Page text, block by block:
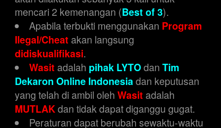
mencari 2 kemenangan (Best of 3).
Apabila terbukti menggunakan Program
Ilegal/Cheat akan langsung
didiskualifikasi.
Wasit adalah pihak LYTOdan Tim
Dekaron Online Indonesiadan keputusan
yang telah di ambil oleh Wasit adalah
MUTLAKdan tidak dapat diganggu gugat.
Peraturan dapat berubah sewaktu-waktu